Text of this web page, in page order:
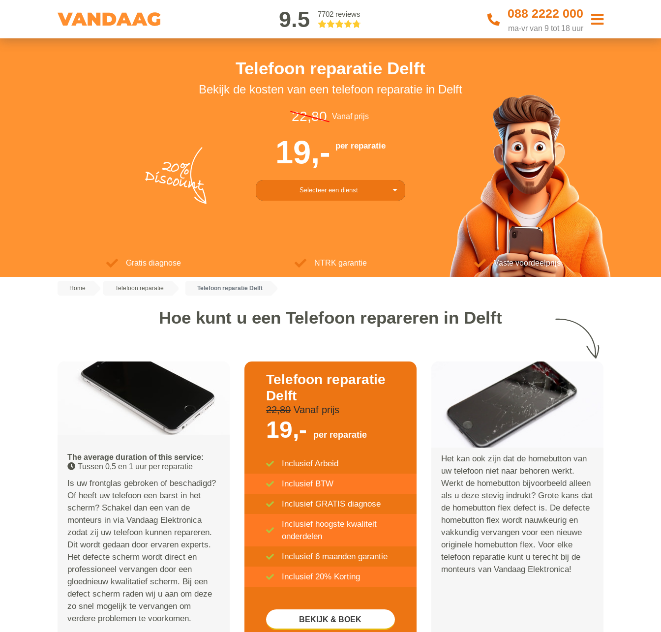
9.5 7702 reviews 088 2222 000
ma-vr van 9 tot 18 uur
Telefoon reparatie Delft
Bekijk de kosten van een telefoon reparatie in Delft
20%
Discount
22,80 Vanaf prijs
19,- per reparatie
Selecteer een dienst
Gratis diagnose NTRK garantie Vaste voordeelprijs
Home Telefoon reparatie Telefoon reparatie Delft
Hoe kunt u een Telefoon repareren in Delft
The average duration of this service:
Tussen 0,5 en 1 uur per reparatie
Is uw frontglas gebroken of beschadigd?
Of heeft uw telefoon een barst in het
scherm? Schakel dan een van de
monteurs in via Vandaag Elektronica
zodat zij uw telefoon kunnen repareren.
Dit wordt gedaan door ervaren experts.
Het defecte scherm wordt direct en
professioneel vervangen door een
gloednieuw kwalitatief scherm. Bij een
defect scherm raden wij u aan om deze
zo snel mogelijk te vervangen om
verdere problemen te voorkomen.
Telefoon reparatie
Delft
22,80Vanaf prijs
19,- per reparatie
Inclusief Arbeid
Inclusief BTW
Inclusief GRATIS diagnose
Inclusief hoogste kwaliteit
onderdelen
Inclusief 6 maanden garantie
Inclusief 20% Korting
BEKIJK & BOEK
Het kan ook zijn dat de homebutton van
uw telefoon niet naar behoren werkt.
Werkt de homebutton bijvoorbeeld alleen
als u deze stevig indrukt? Grote kans dat
de homebutton flex defect is. De defecte
homebutton flex wordt nauwkeurig en
vakkundig vervangen voor een nieuwe
originele homebutton flex. Voor elke
telefoon reparatie kunt u terecht bij de
monteurs van Vandaag Elektronica!